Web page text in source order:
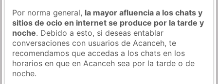
Por norma general, la mayor afluencia a los chats y
sitios de ocio en internet se produce por la tarde y
noche. Debido a esto, si deseas entablar
conversaciones con usuarios de Acanceh, te
recomendamos que accedas a los chats en los
horarios en que en Acanceh sea por la tarde o de
noche.